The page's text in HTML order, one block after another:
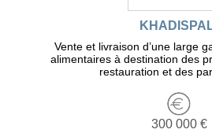
Vente et livraison d’une large
alimentaires à destination des
restauration et des
300 000 €